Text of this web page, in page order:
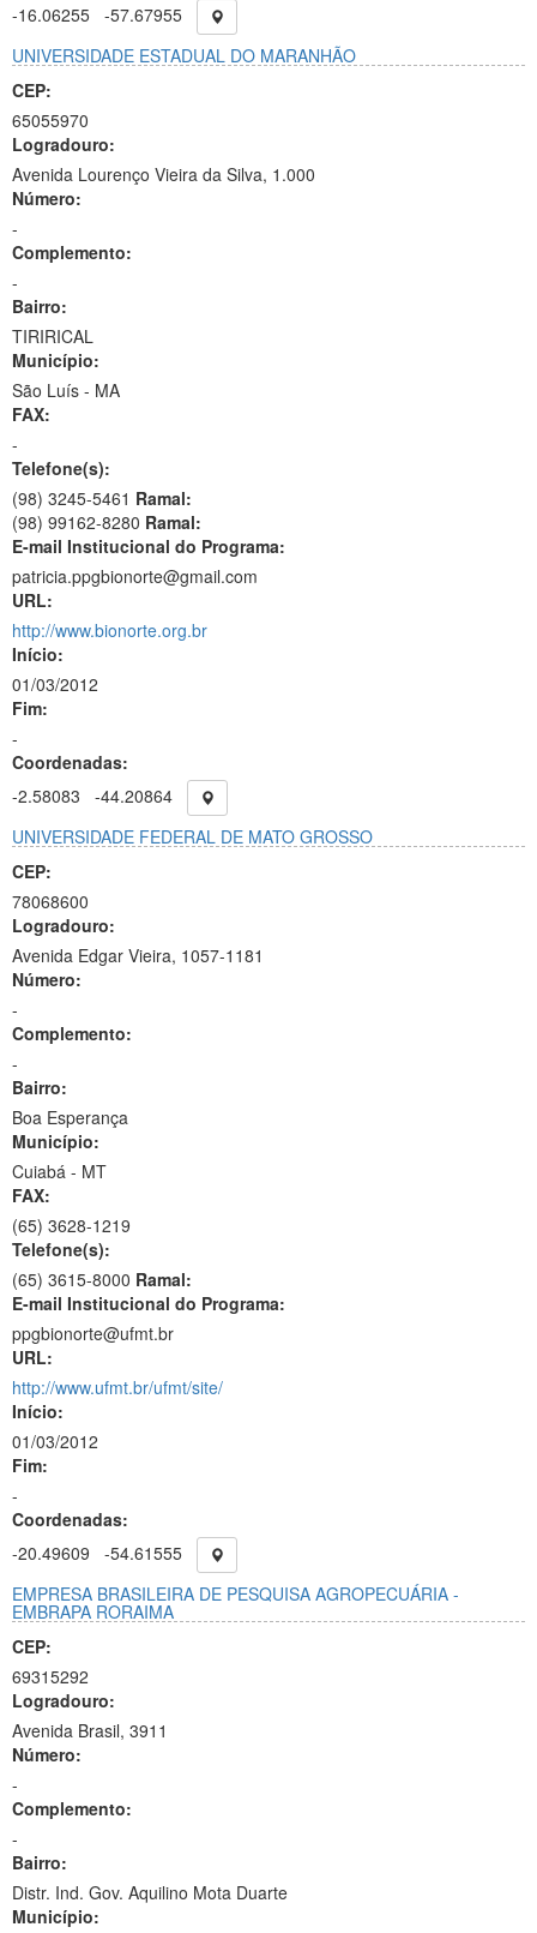
-16.06255 -57.67955
UNIVERSIDADE ESTADUAL DO MARANHÃO
CEP:
65055970
Logradouro:
Avenida Lourenço Vieira da Silva, 1.000
Número:
-
Complemento:
-
Bairro:
TIRIRICAL
Município:
São Luís - MA
FAX:
-
Telefone(s):
(98) 3245-5461 Ramal:
(98) 99162-8280 Ramal:
E-mail Institucional do Programa:
patricia.ppgbionorte@gmail.com
URL:
http://www.bionorte.org.br
Início:
01/03/2012
Fim:
-
Coordenadas:
-2.58083
-44.20864
UNIVERSIDADE FEDERAL DE MATO GROSSO
CEP:
78068600
Logradouro:
Avenida Edgar Vieira, 1057-1181
Número:
-
Complemento:
-
Bairro:
Boa Esperança
Município:
Cuiabá - MT
FAX:
(65) 3628-1219
Telefone(s):
(65) 3615-8000 Ramal:
E-mail Institucional do Programa:
ppgbionorte@ufmt.br
URL:
http://www.ufmt.br/ufmt/site/
Início:
01/03/2012
Fim:
-
Coordenadas:
-20.49609
-54.61555
EMPRESA BRASILEIRA DE PESQUISA AGROPECUÁRIA -
EMBRAPA RORAIMA
CEP:
69315292
Logradouro:
Avenida Brasil, 3911
Número:
-
Complemento:
-
Bairro:
Distr. Ind. Gov. Aquilino Mota Duarte
Município: